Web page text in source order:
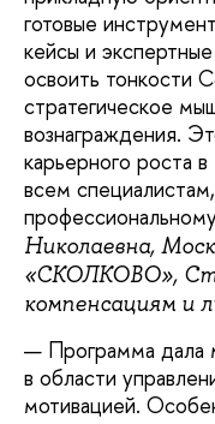
готовые
кейсы и
освоить тонкости
стратегическое
вознаграждения.
карьерного роста
всем
Николаевна,
«СКОЛКОВО»,
компенсациям и
Программа дала
в области
мотивацией.